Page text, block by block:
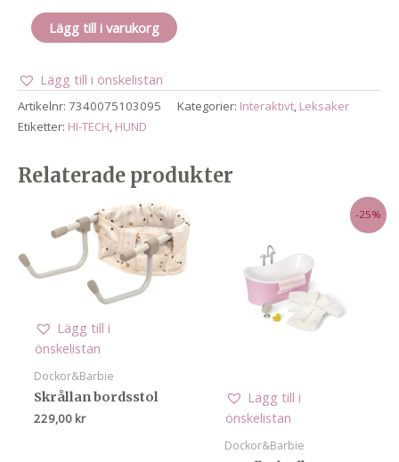
Hi-
tech
i/r
robot
dog
Lägg till i varukorg
Lägg till i önskelistan
Artikelnr: 7340075103095 Kategorier: Interaktivt, Leksaker
Etiketter: HI-TECH, HUND
Relaterade produkter
Lägg till i
önskelistan
Dockor&Barbie
Skrållan bordsstol
229,00 kr
-25%
Lägg till i
önskelistan
Dockor&Barbie